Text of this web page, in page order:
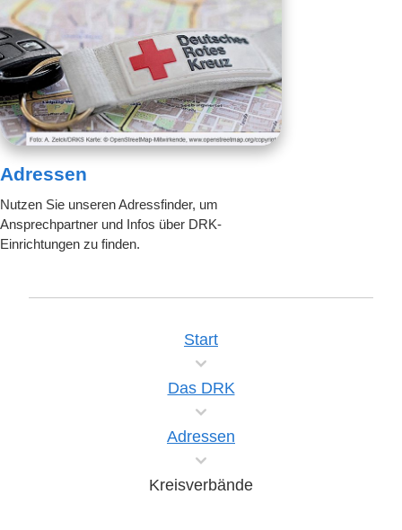
Adressen
Nutzen Sie unseren Adressfinder, um
Ansprechpartner und Infos über DRK-
Einrichtungen zu finden.
Start
Das DRK
Adressen
Kreisverbände